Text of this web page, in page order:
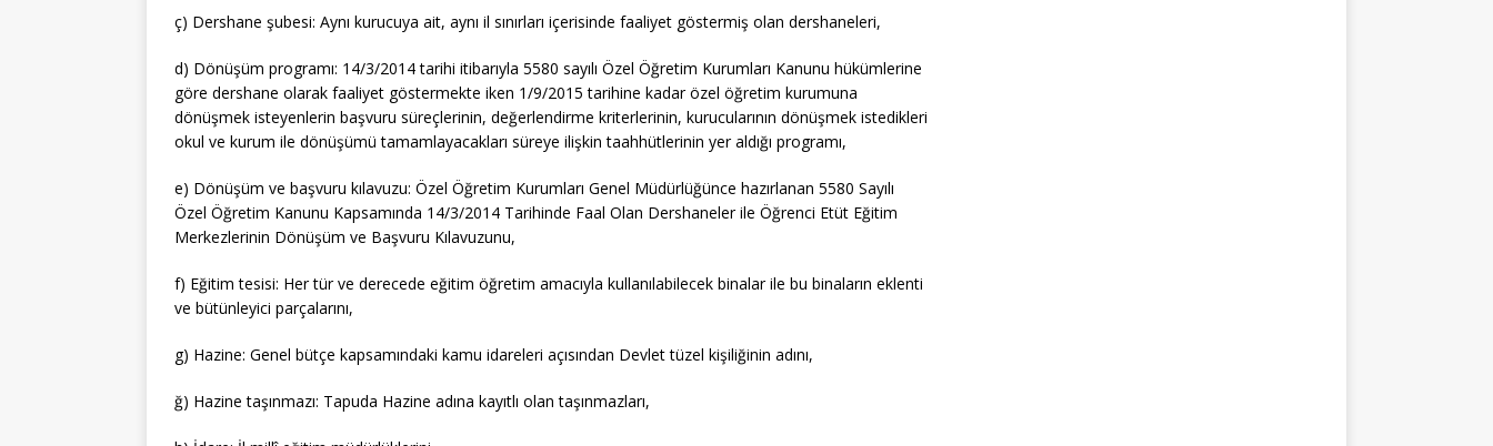
ç) Dershane şubesi: Aynı kurucuya ait, aynı il sınırları içerisinde faaliyet göstermiş olan dershaneleri,
d) Dönüşüm programı: 14/3/2014 tarihi itibarıyla 5580 sayılı Özel Öğretim Kurumları Kanunu hükümlerine
göre dershane olarak faaliyet göstermekte iken 1/9/2015 tarihine kadar özel öğretim kurumuna
dönüşmek isteyenlerin başvuru süreçlerinin, değerlendirme kriterlerinin, kurucularının dönüşmek istedikleri
okul ve kurum ile dönüşümü tamamlayacakları süreye ilişkin taahhütlerinin yer aldığı programı,
e) Dönüşüm ve başvuru kılavuzu: Özel Öğretim Kurumları Genel Müdürlüğünce hazırlanan 5580 Sayılı
Özel Öğretim Kanunu Kapsamında 14/3/2014 Tarihinde Faal Olan Dershaneler ile Öğrenci Etüt Eğitim
Merkezlerinin Dönüşüm ve Başvuru Kılavuzunu,
f) Eğitim tesisi: Her tür ve derecede eğitim öğretim amacıyla kullanılabilecek binalar ile bu binaların eklenti
ve bütünleyici parçalarını,
g) Hazine: Genel bütçe kapsamındaki kamu idareleri açısından Devlet tüzel kişiliğinin adını,
ğ) Hazine taşınmazı: Tapuda Hazine adına kayıtlı olan taşınmazları,